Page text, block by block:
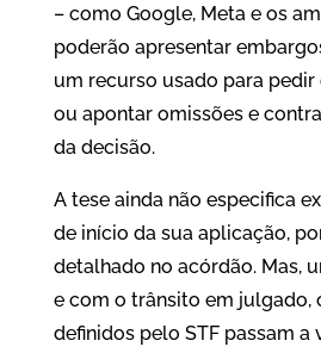
– como Google, Meta e os
poderão apresentar
um recurso usado para
ou apontar omissões e
da decisão.
A tese ainda não especifica
de início da sua aplicação,
detalhado no acórdão. Mas,
e com o trânsito em julgado,
definidos pelo STF passam a